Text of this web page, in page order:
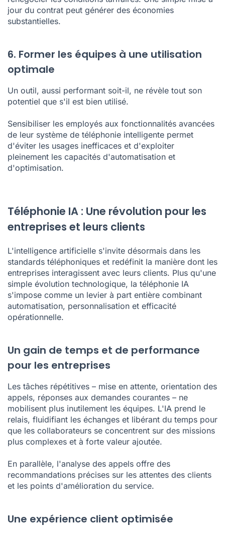
jour du contrat peut générer des économies
substantielles.
6. Former les équipes à une utilisation
optimale
Un outil, aussi performant soit-il, ne révèle tout son
potentiel que s'il est bien utilisé.
Sensibiliser les employés aux fonctionnalités avancées
de leur système de téléphonie intelligente permet
d'éviter les usages inefficaces et d'exploiter
pleinement les capacités d'automatisation et
d'optimisation.
Téléphonie IA : Une révolution pour les
entreprises et leurs clients
L'intelligence artificielle s'invite désormais dans les
standards téléphoniques et redéfinit la manière dont les
entreprises interagissent avec leurs clients. Plus qu'une
simple évolution technologique, la téléphonie IA
s'impose comme un levier à part entière combinant
automatisation, personnalisation et efficacité
opérationnelle.
Un gain de temps et de performance
pour les entreprises
Les tâches répétitives – mise en attente, orientation des
appels, réponses aux demandes courantes – ne
mobilisent plus inutilement les équipes. L'IA prend le
relais, fluidifiant les échanges et libérant du temps pour
que les collaborateurs se concentrent sur des missions
plus complexes et à forte valeur ajoutée.
En parallèle, l'analyse des appels offre des
recommandations précises sur les attentes des clients
et les points d'amélioration du service.
Une expérience client optimisée